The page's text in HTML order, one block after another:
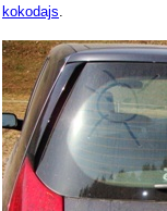
kokodajs.